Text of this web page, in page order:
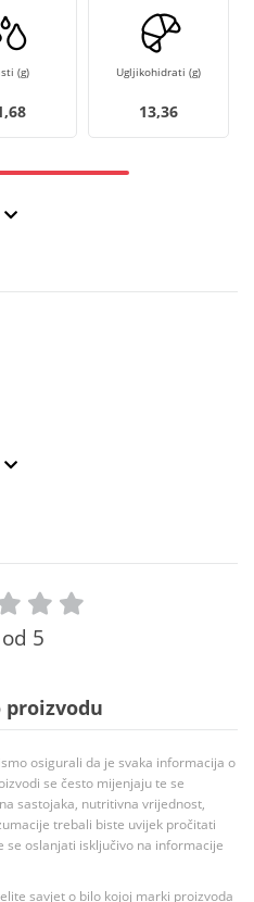
(g) Ugljikohidrati (g)
13,36
od 5
osigurali da je svaka informacija o
se često mijenjaju te se
sastojaka, nutritivna vrijednost,
trebali biste uvijek pročitati
oslanjati isključivo na informacije
savjet o bilo kojoj marki proizvoda